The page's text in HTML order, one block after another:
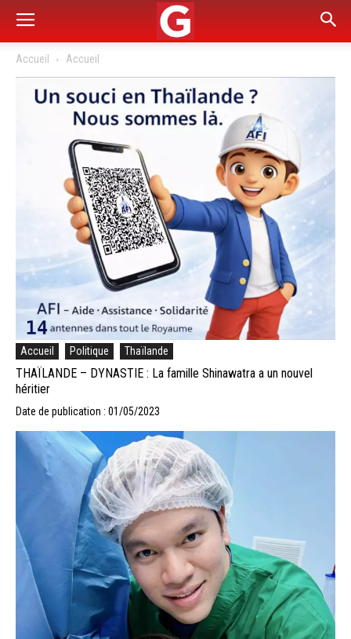
Accueil Accueil
Accueil Politique Thaïlande
THAÏLANDE – DYNASTIE : La famille Shinawatra a un nouvel
héritier
Date de publication : 01/05/2023